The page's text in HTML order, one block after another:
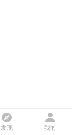
发现 我的